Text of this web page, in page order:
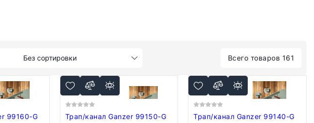
Без сортировки Всего товаров 161
99160-G Трап/канал Ganzer 99150-G Трап/канал Ganzer 99140-G